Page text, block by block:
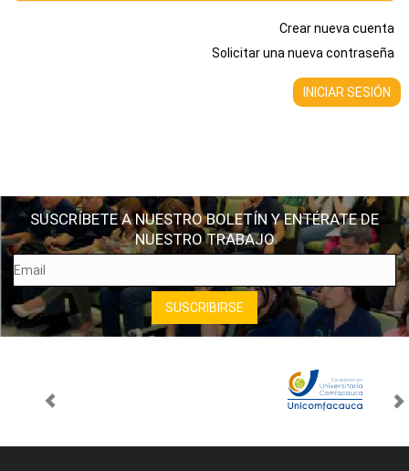
Crear nueva cuenta
Solicitar una nueva contraseña
SUSCRÍBETE A NUESTRO BOLETÍN Y ENTÉRATE DE
NUESTRO TRABAJO